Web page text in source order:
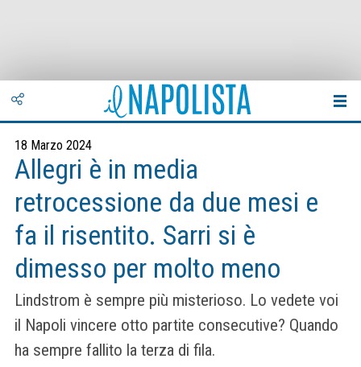
18 Marzo 2024
Allegri è in media
retrocessione da due mesi e
fa il risentito. Sarri si è
dimesso per molto meno
Lindstrom è sempre più misterioso. Lo vedete voi
il Napoli vincere otto partite consecutive? Quando
ha sempre fallito la terza di fila.